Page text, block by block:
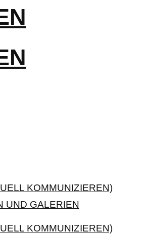
KOMMUNIZIEREN)
UND GALERIEN
KOMMUNIZIEREN)